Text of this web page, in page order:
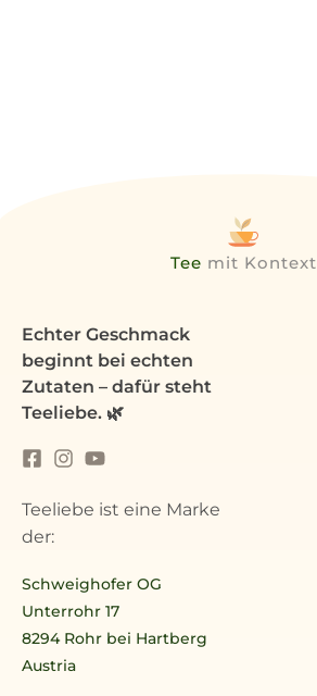
Tee mit Kontext
Echter Geschmack
beginnt bei echten
Zutaten – dafür steht
Teeliebe. 🌿
Teeliebe ist eine Marke
der:
Schweighofer OG
Unterrohr 17
8294 Rohr bei Hartberg
Austria